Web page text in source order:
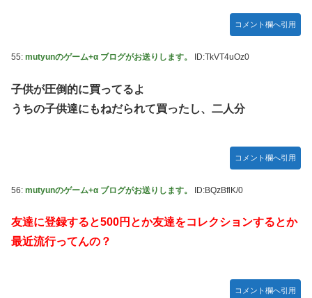
コメント欄へ引用
55: mutyunのゲーム+α ブログがお送りします。 ID:TkVT4uOz0
子供が圧倒的に買ってるよ
うちの子供達にもねだられて買ったし、二人分
コメント欄へ引用
56: mutyunのゲーム+α ブログがお送りします。 ID:BQzBflK/0
友達に登録すると500円とか友達をコレクションするとか
最近流行ってんの？
コメント欄へ引用